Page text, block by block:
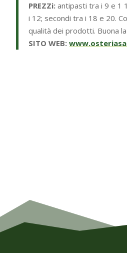
PREZZi: antipasti tra i 9 e 1
i 12; secondi tra i 18 e 20.
qualità dei prodotti. Buona
SITO WEB: